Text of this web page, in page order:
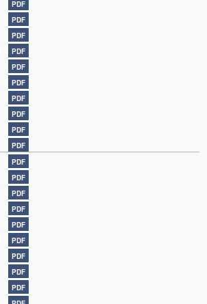
PDF
PDF
PDF
PDF
PDF
PDF
PDF
PDF
PDF
PDF
PDF
PDF
PDF
PDF
PDF
PDF
PDF
PDF
PDF